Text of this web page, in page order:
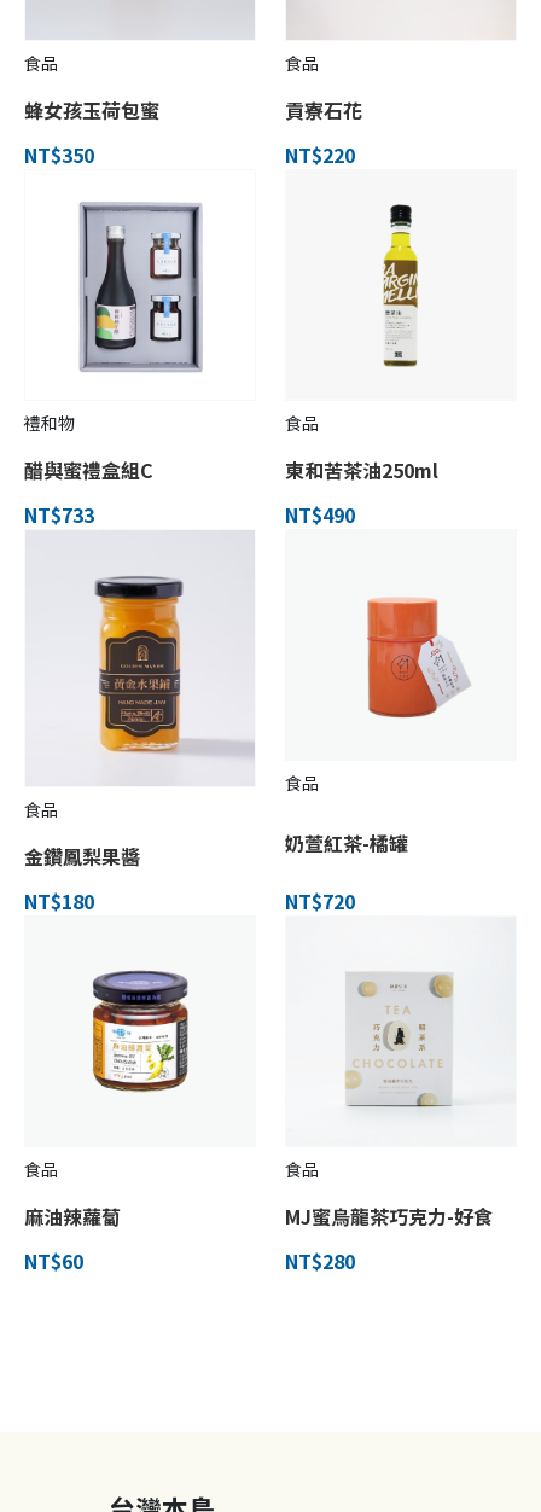
食品
蜂女孩玉荷包蜜
NT$350
食品
貢寮石花
NT$220
禮和物
醋與蜜禮盒組C
NT$733
食品
東和苦茶油250ml
NT$490
食品
金鑽鳳梨果醬
NT$180
食品
奶萱紅茶-橘罐
NT$720
食品
麻油辣蘿蔔
NT$60
食品
MJ蜜烏龍茶巧克力-好食
NT$280